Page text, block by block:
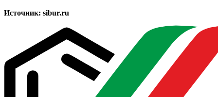
Источник: sibur.ru